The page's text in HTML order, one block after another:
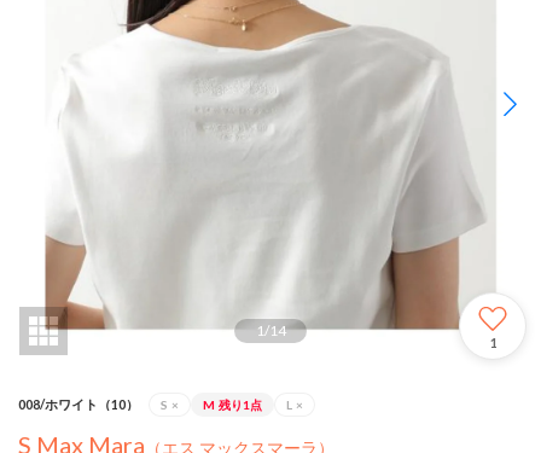
1/14
1
008/ホワイト（10） S × M 残り1点 L ×
S Max Mara （エス マックスマーラ）